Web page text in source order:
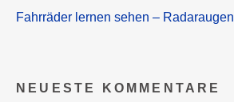
Fahrräder lernen sehen – Radaraugen
NEUESTE KOMMENTARE